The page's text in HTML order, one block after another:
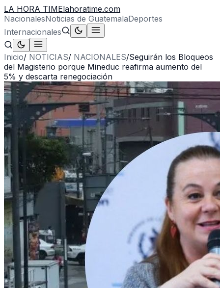
LA HORA TIMElahoratime.com
NacionalesNoticias de GuatemalaDeportes
Internacionales
Inicio/ NOTICIAS/ NACIONALES/Seguirán los Bloqueos
del Magisterio porque Mineduc reafirma aumento del
5% y descarta renegociación